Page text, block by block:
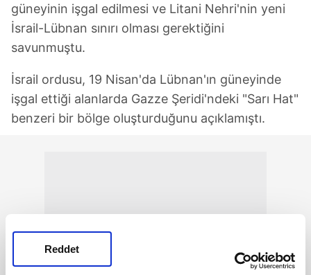
Reddet
güneyinin işgal edilmesi ve Litani Nehri'nin yeni
İsrail-Lübnan sınırı olması gerektiğini
savunmuştu.
İsrail ordusu, 19 Nisan'da Lübnan'ın güneyinde
işgal ettiği alanlarda Gazze Şeridi'ndeki "Sarı Hat"
benzeri bir bölge oluşturduğunu açıklamıştı.